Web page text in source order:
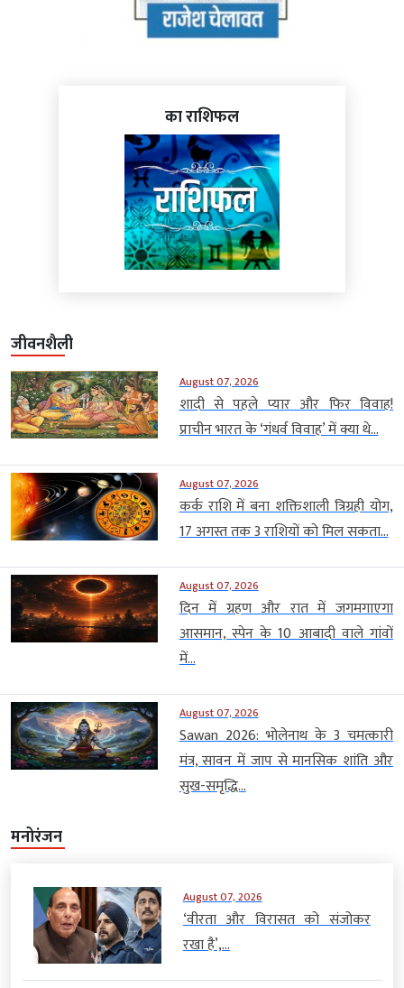
का राशिफल
जीवनशैली
August 07, 2026
शादी से पहले प्यार और फिर विवाह!
प्राचीन भारत के ‘गंधर्व विवाह’ में क्या थे...
August 07, 2026
कर्क राशि में बना शक्तिशाली त्रिग्रही योग,
17 अगस्त तक 3 राशियों को मिल सकता...
August 07, 2026
दिन में ग्रहण और रात में जगमगाएगा
आसमान, स्पेन के 10 आबादी वाले गांवों
में...
August 07, 2026
Sawan 2026: भोलेनाथ के 3 चमत्कारी
मंत्र, सावन में जाप से मानसिक शांति और
सुख-समृद्धि...
मनोरंजन
August 07, 2026
‘वीरता और विरासत को संजोकर
रखा है’,...